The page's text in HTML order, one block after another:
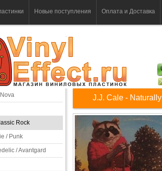
Новые поступления Оплата и Доставка
Rock
/ Punk
/ Avantgard
J.J. Cale - Naturally